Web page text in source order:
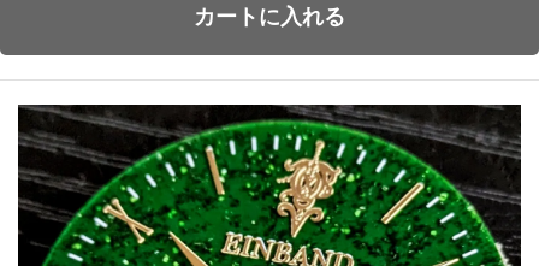
カートに入れる